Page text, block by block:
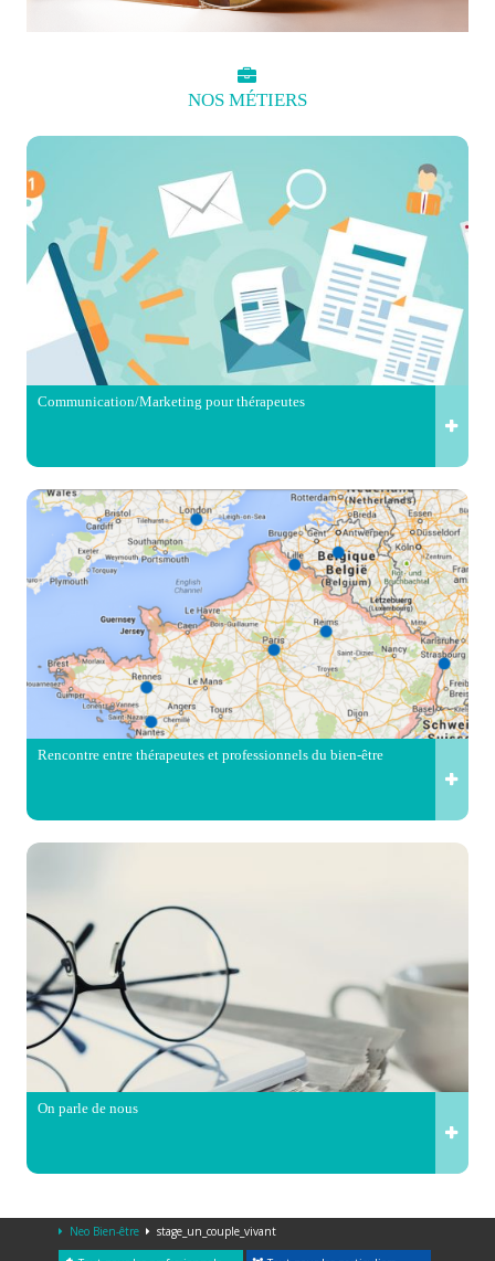
NOS MÉTIERS
Communication/Marketing pour thérapeutes
Rencontre entre thérapeutes et professionnels du bien-être
On parle de nous
Neo Bien-être stage_un_couple_vivant